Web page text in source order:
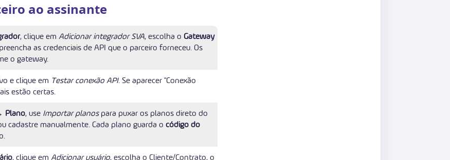
ao assinante
, clique em Adicionar integrador SVA, escolha o Gateway
as credenciais de API que o parceiro forneceu. Os
o gateway.
e clique em Testar conexão API. Se aparecer "Conexão
estão certas.
Plano, use Importar planospara puxar os planos direto do
cadastre manualmente. Cada plano guarda o código do
, clique em Adicionar usuário, escolha o Cliente/Contrato, o